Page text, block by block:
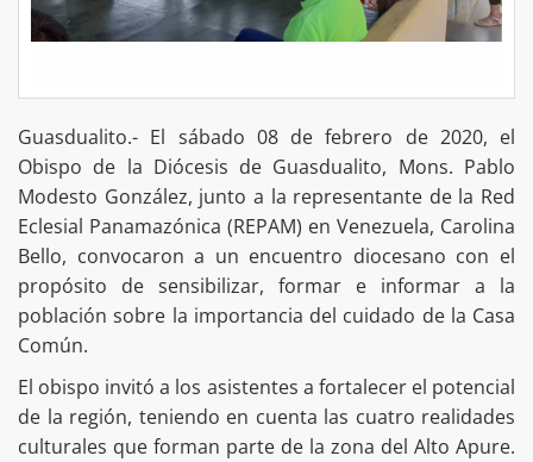
Guasdualito.- El sábado 08 de febrero de 2020, el
Obispo de la Diócesis de Guasdualito, Mons. Pablo
Modesto González, junto a la representante de la Red
Eclesial Panamazónica (REPAM) en Venezuela, Carolina
Bello, convocaron a un encuentro diocesano con el
propósito de sensibilizar, formar e informar a la
población sobre la importancia del cuidado de la Casa
Común.
El obispo invitó a los asistentes a fortalecer el potencial
de la región, teniendo en cuenta las cuatro realidades
culturales que forman parte de la zona del Alto Apure.